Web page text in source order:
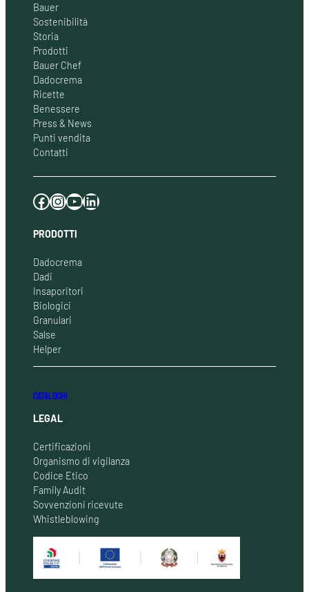
Bauer
Sostenibilità
Storia
Prodotti
Bauer Chef
Dadocrema
Ricette
Benessere
Press & News
Punti vendita
Contatti
Facebook Instagram YouTube LinkedIn
PRODOTTI
Dadocrema
Dadi
Insaporitori
Biologici
Granulari
Salse
Helper
CATALOGHI
LEGAL
Certificazioni
Organismo di vigilanza
Codice Etico
Family Audit
Sovvenzioni ricevute
Whistleblowing